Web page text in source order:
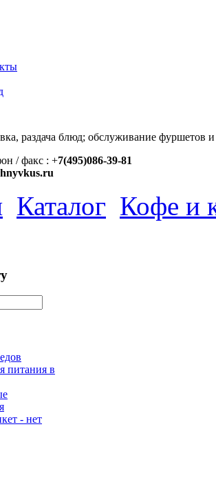
раздача блюд; обслуживание фуршетов
/ факс : +7(495)086-39-81
Каталог Кофе и
питания в
- нет